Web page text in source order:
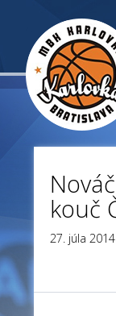
kouč
27. júla 2014